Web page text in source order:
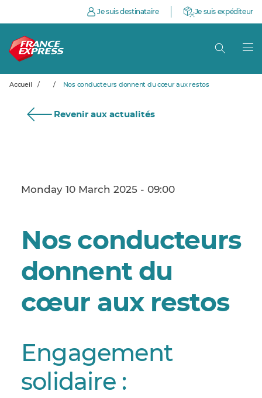
Je suis destinataire Je suis expéditeur
Accueil / / Nos conducteurs donnent du cœur aux restos
Revenir aux actualités
Monday 10 March 2025 - 09:00
Nos conducteurs
donnent du
cœur aux restos
Engagement
solidaire :